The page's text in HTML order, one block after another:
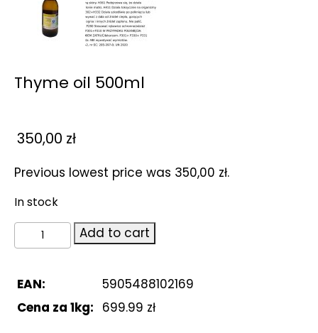
Thyme oil 500ml
350,00 zł
Previous lowest price was 350,00 zł.
In stock
Thyme
oil
quantity
Add to cart
EAN:
5905488102169
Cena za 1kg: 699.99 zł